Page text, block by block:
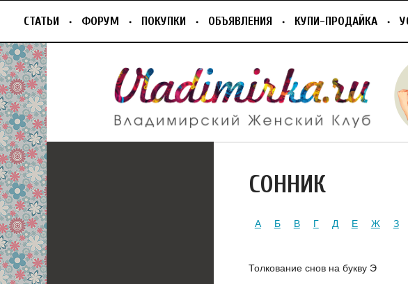
СТАТЬИ ФОРУМ ПОКУПКИ ОБЪЯВЛЕНИЯ КУПИ-ПРОДАЙКА
СОННИК
А Б В Г Д Е Ж З
Толкование снов на букву Э